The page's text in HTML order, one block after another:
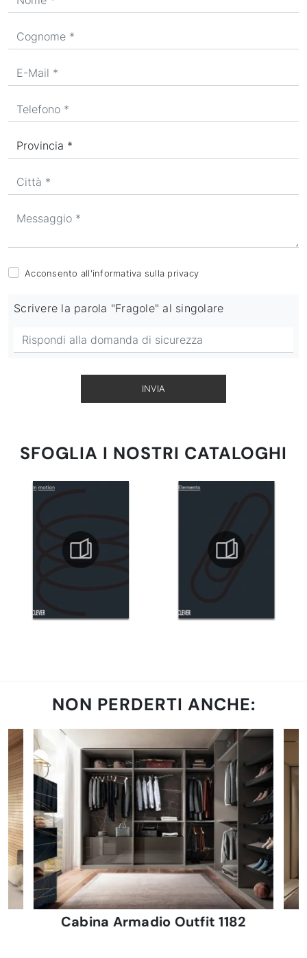
SFOGLIA I NOSTRI CATALOGHI
Acconsento all'informativa sulla privacy
Scrivere la parola "Fragole" al singolare
INVIA
NON PERDERTI ANCHE:
Cabina Armadio Outfit 1182